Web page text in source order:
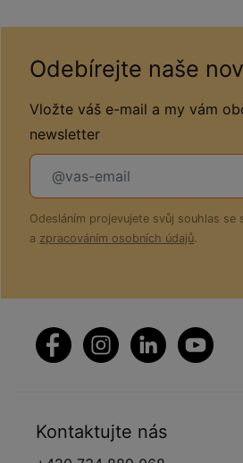
Odebírejte naše
Vložte váš e-mail a my vám
newsletter
Odesláním projevujete svůj souhlas se
a zpracováním osobních údajů.
Kontaktujte nás